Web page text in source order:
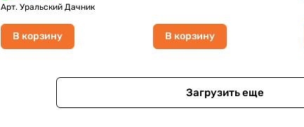
Арт. Уральский Дачник
В корзину В корзину
Загрузить еще